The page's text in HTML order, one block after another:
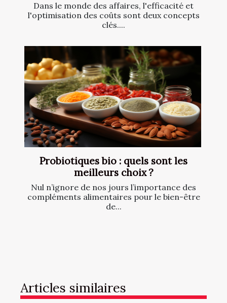
Dans le monde des affaires, l'efficacité et
l'optimisation des coûts sont deux concepts
clés....
Probiotiques bio : quels sont les
meilleurs choix ?
Nul n’ignore de nos jours l’importance des
compléments alimentaires pour le bien-être
de...
Articles similaires